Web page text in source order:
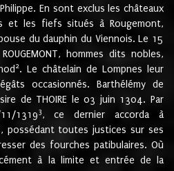
En sont exclus les châteaux
et les fiefs situés à Rougemont,
du dauphin du Viennois. Le 15
hommes dits nobles,
2. Le châtelain de Lompnes leur
occasionnés. Barthélémy de
de THOIRE le 03 juin 1304. Par
13193, ce dernier accorda à
possédant toutes justices sur ses
des fourches patibulaires. Où
à la limite et entrée de la